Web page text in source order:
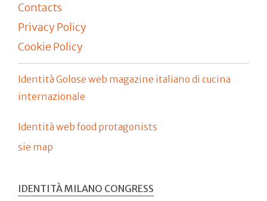
Contacts
Privacy Policy
Cookie Policy
Identità Golose web magazine italiano di cucina
internazionale
Identità web food protagonists
sie map
IDENTITÀ MILANO CONGRESS